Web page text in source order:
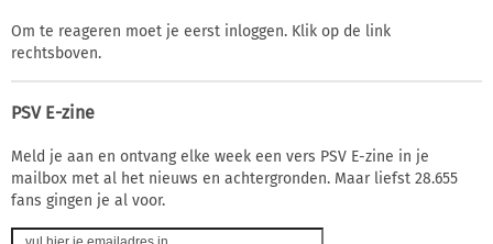
Om te reageren moet je eerst inloggen. Klik op de link
rechtsboven.
PSV E-zine
Meld je aan en ontvang elke week een vers PSV E-zine in je
mailbox met al het nieuws en achtergronden. Maar liefst 28.655
fans gingen je al voor.